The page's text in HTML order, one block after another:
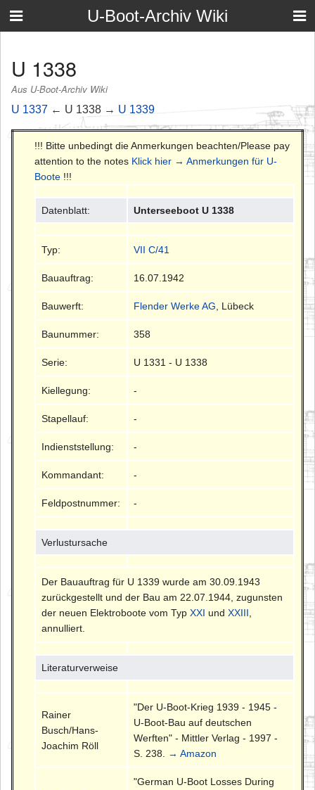
U-Boot-Archiv Wiki
U 1338
Aus U-Boot-Archiv Wiki
U 1337 ← U 1338 → U 1339
!!! Bitte unbedingt die Anmerkungen beachten/Please pay
attention to the notes Klick hier → Anmerkungen für U-
Boote !!!
Datenblatt: Unterseeboot U 1338
Typ: VII C/41
Bauauftrag: 16.07.1942
Bauwerft: Flender Werke AG , Lübeck
Baunummer: 358
Serie: U 1331 - U 1338
Kiellegung: -
Stapellauf: -
Indienststellung: -
Kommandant: -
Feldpostnummer: -
Verlustursache
Der Bauauftrag für U 1339 wurde am 30.09.1943
zurückgestellt und der Bau am 22.07.1944, zugunsten
der neuen Elektroboote vom TypXXI undXXIII
annulliert.
Literaturverweise
Rainer
Busch/Hans-
Joachim Röll
"Der U-Boot-Krieg 1939 - 1945 -
U-Boot-Bau auf deutschen
Werften" - Mittler Verlag - 1997 -
S. 238.
→ Amazon
"German U-Boot Losses During